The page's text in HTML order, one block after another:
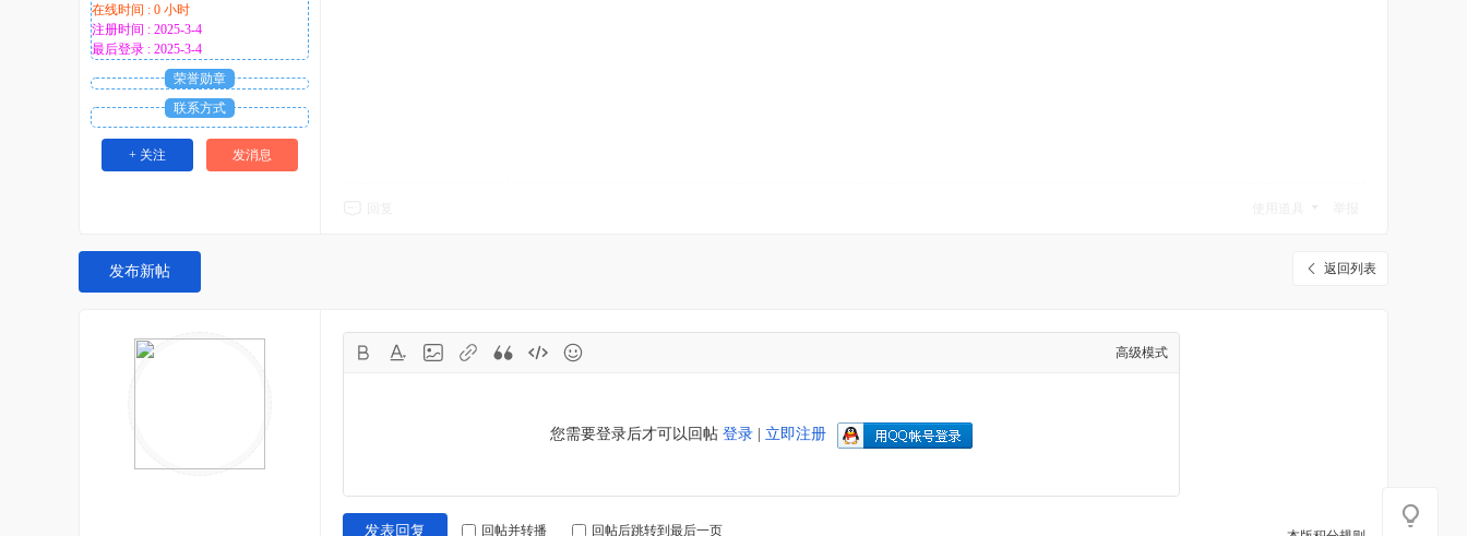
在线时间 : 0 小时
注册时间 : 2025-3-4
最后登录 : 2025-3-4
荣誉勋章
联系方式
+ 关注 发消息
返回列表
发布新帖
高级模式
您需要登录后才可以回帖 登录 立即注册
发表回复 回帖并转播 回帖后跳转到最后一页